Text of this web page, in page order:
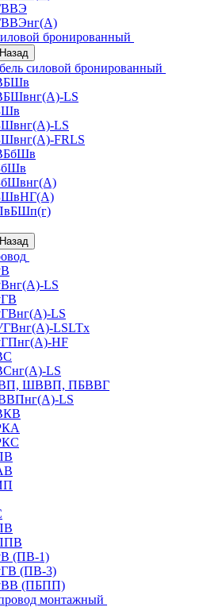
бронированный
Назад
силовой бронированный
LS
LS
FRLS
Назад
LS
LS
LSLTx
HF
LS
ШВВП, ПБВВГ
LS
(ПВ-1)
(ПВ-3)
(ПБПП)
монтажный